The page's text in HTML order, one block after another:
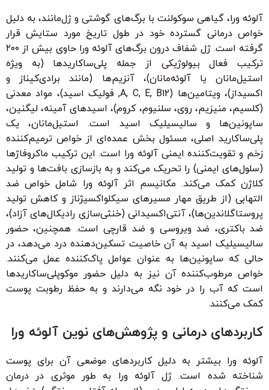
آلوئه ورا، گیاهی سوکولنت با برگ‌های گوشتی و ژل‌مانند، به دلیل
خواص درمانی گسترده خود در طول تاریخ مورد ستایش قرار
گرفته است. ژل شفاف درون برگ‌های آلوئه ورا حاوی بیش از ۲۰۰
ترکیب فعال بیولوژیکی از جمله پلی‌ساکاریدها (به ویژه
استیل‌مانان یا آلوئه‌مانان)، آنزیم‌ها (مانند برادی‌کیناز و
اکسیداز)، ویتامین‌ها (A, C, E, B12, فولیک اسید)، مواد معدنی
(کلسیم، منیزیم، روی، سلنیوم، کروم)، اسیدهای آمینه، لیگنین،
ساپونین‌ها و سالیسیلیک اسید است. استیل‌مانان، یک
پلی‌ساکارید اصلی، مسئول بخش عمده‌ای از خواص ترمیم‌کننده
زخم و تقویت‌کننده ایمنی آلوئه ورا است. این ترکیب ماکروفاژها
(سلول‌های ایمنی) را تحریک می‌کند و به بازسازی بافت‌ها و تولید
کلاژن کمک می‌کند. مکانیسم اثر آلوئه ورا شامل خواص ضد
التهابی (از طریق مهار مسیرهای سیکلواکسیژناز و کاهش تولید
پروستاگلاندین‌ها)، آنتی‌اکسیدانی (خنثی‌سازی رادیکال‌های آزاد)،
ضد باکتری، ضد ویروسی و ضد قارچی است. همچنین، حضور
سالیسیلیک اسید به آن خاصیت تسکین‌دهنده درد می‌دهد، در
حالی که ساپونین‌ها به عنوان عوامل پاک‌کننده عمل می‌کنند.
خواص مرطوب‌کننده آن نیز به دلیل حضور موکوپلی‌ساکاریدها
است که آب را در خود نگه می‌دارند و به حفظ رطوبت پوست
کمک می‌کنند.
کاربردهای درمانی و پژوهش‌های نوین آلوئه ورا
آلوئه ورا بیشتر به دلیل کاربردهای موضعی آن برای پوست
شناخته شده است. ژل آلوئه ورا به طور موثری در درمان